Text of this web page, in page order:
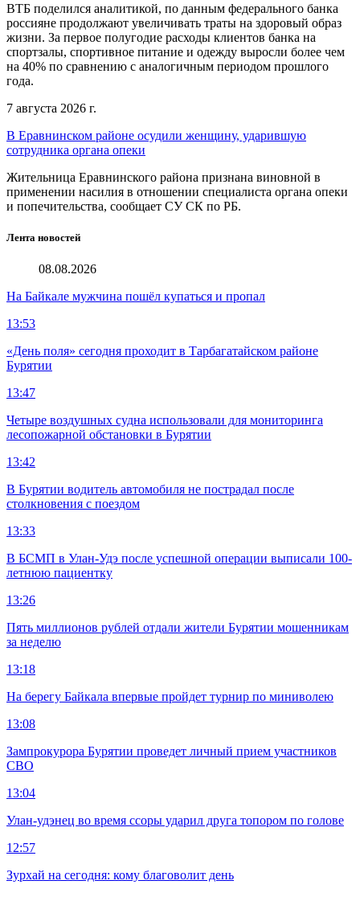
ВТБ поделился аналитикой, по данным федерального банка
россияне продолжают увеличивать траты на здоровый образ
жизни. За первое полугодие расходы клиентов банка на
спортзалы, спортивное питание и одежду выросли более чем
на 40% по сравнению с аналогичным периодом прошлого
года.
7 августа 2026 г.
В Еравнинском районе осудили женщину, ударившую
сотрудника органа опеки
Жительница Еравнинского района признана виновной в
применении насилия в отношении специалиста органа опеки
и попечительства, сообщает СУ СК по РБ.
Лента новостей
08.08.2026
На Байкале мужчина пошёл купаться и пропал
13:53
«День поля» сегодня проходит в Тарбагатайском районе
Бурятии
13:47
Четыре воздушных судна использовали для мониторинга
лесопожарной обстановки в Бурятии
13:42
В Бурятии водитель автомобиля не пострадал после
столкновения с поездом
13:33
В БСМП в Улан-Удэ после успешной операции выписали 100-
летнюю пациентку
13:26
Пять миллионов рублей отдали жители Бурятии мошенникам
за неделю
13:18
На берегу Байкала впервые пройдет турнир по миниволею
13:08
Зампрокурора Бурятии проведет личный прием участников
СВО
13:04
Улан-удэнец во время ссоры ударил друга топором по голове
12:57
Зурхай на сегодня: кому благоволит день